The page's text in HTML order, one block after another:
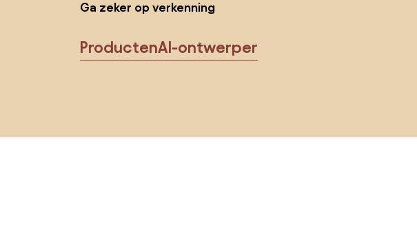
Ga zeker op verkenning
ProductenAI-ontwerper